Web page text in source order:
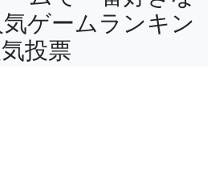
ゲームランキン
投票